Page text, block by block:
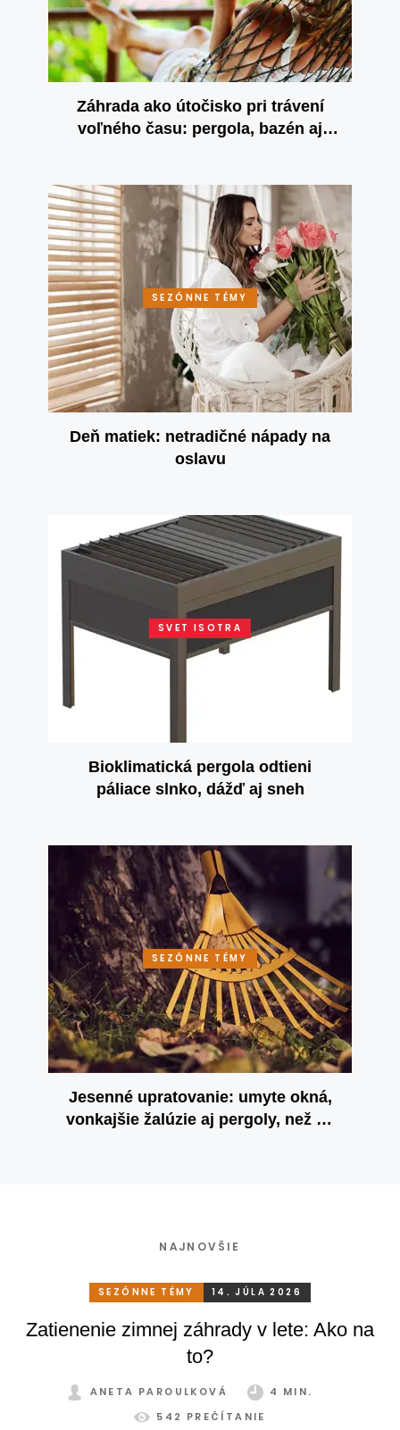
Záhrada ako útočisko pri trávení
voľného času: pergola, bazén aj
SEZÓNNE TÉMY
Deň matiek: netradičné nápady na
oslavu
SVET ISOTRA
Bioklimatická pergola odtieni
páliace slnko, dážď aj sneh
SEZÓNNE TÉMY
Jesenné upratovanie: umyte okná,
vonkajšie žalúzie aj pergoly, než sa
NAJNOVŠIE
SEZÓNNE TÉMY 14. JÚLA 2026
Zatienenie zimnej záhrady v lete: Ako na
to?
ANETA PAROULKOVÁ
4 MIN.
542 PREČÍTANIE